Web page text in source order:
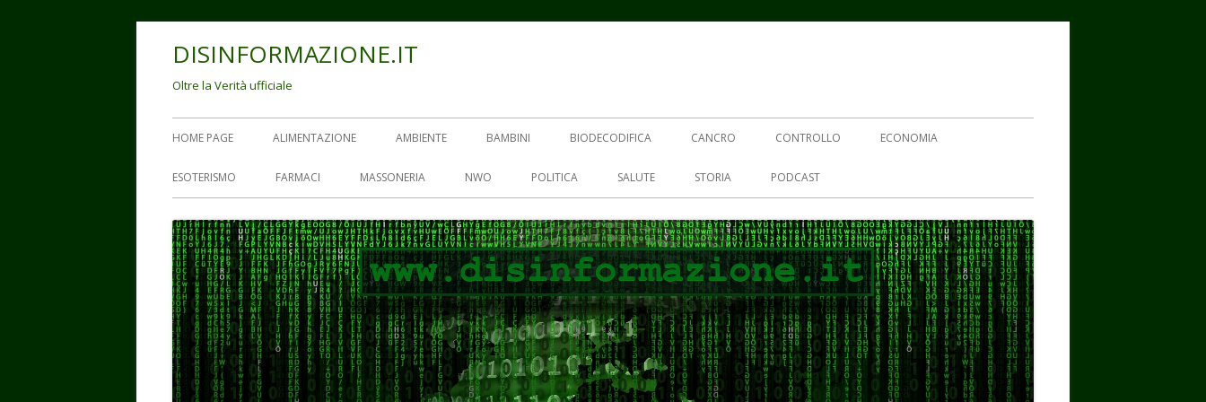
DISINFORMAZIONE.IT
Oltre la Verità ufficiale
Menu
principale
HOME PAGE ALIMENTAZIONE AMBIENTE BAMBINI BIODECODIFICA CANCRO CONTROLLO ECONOMIA
ESOTERISMO FARMACI MASSONERIA NWO POLITICA SALUTE STORIA PODCAST